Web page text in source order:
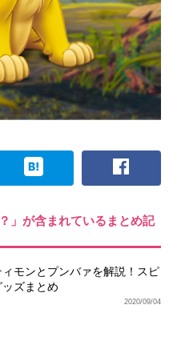
」が含まれているまとめ記
ィモンとプンバァを解説！スピ
ズまとめ
2020/09/04